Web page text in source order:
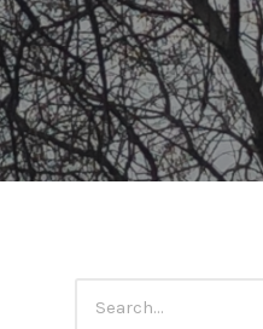
for: